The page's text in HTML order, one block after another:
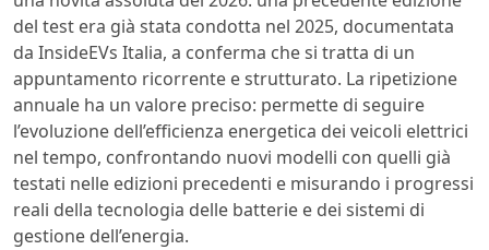
del test era già stata condotta nel 2025, documentata
da InsideEVs Italia, a conferma che si tratta di un
appuntamento ricorrente e strutturato. La ripetizione
annuale ha un valore preciso: permette di seguire
l’evoluzione dell’efficienza energetica dei veicoli elettrici
nel tempo, confrontando nuovi modelli con quelli già
testati nelle edizioni precedenti e misurando i progressi
reali della tecnologia delle batterie e dei sistemi di
gestione dell’energia.